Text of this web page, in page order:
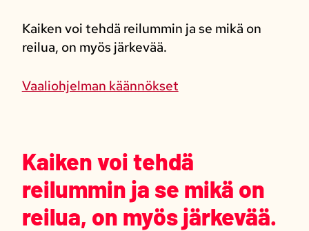
Kaiken voi tehdä reilummin ja se mikä on
reilua, on myös järkevää.
Vaaliohjelman käännökset
Kaiken voi tehdä
reilummin ja se mikä on
reilua, on myös järkevää.